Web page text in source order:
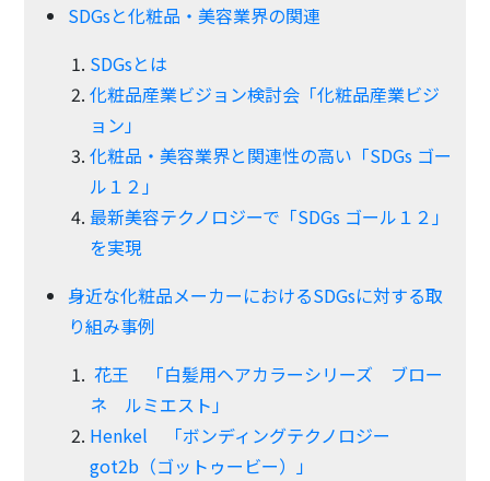
SDGsと化粧品・美容業界の関連
SDGsとは
化粧品産業ビジョン検討会「化粧品産業ビジ
ョン」
化粧品・美容業界と関連性の高い「SDGs ゴー
ル１２」
最新美容テクノロジーで「SDGs ゴール１２」
を実現
身近な化粧品メーカーにおけるSDGsに対する取
り組み事例
花王 「白髪用ヘアカラーシリーズ ブロー
ネ ルミエスト」
Henkel 「ボンディングテクノロジー
got2b（ゴットゥービー）」